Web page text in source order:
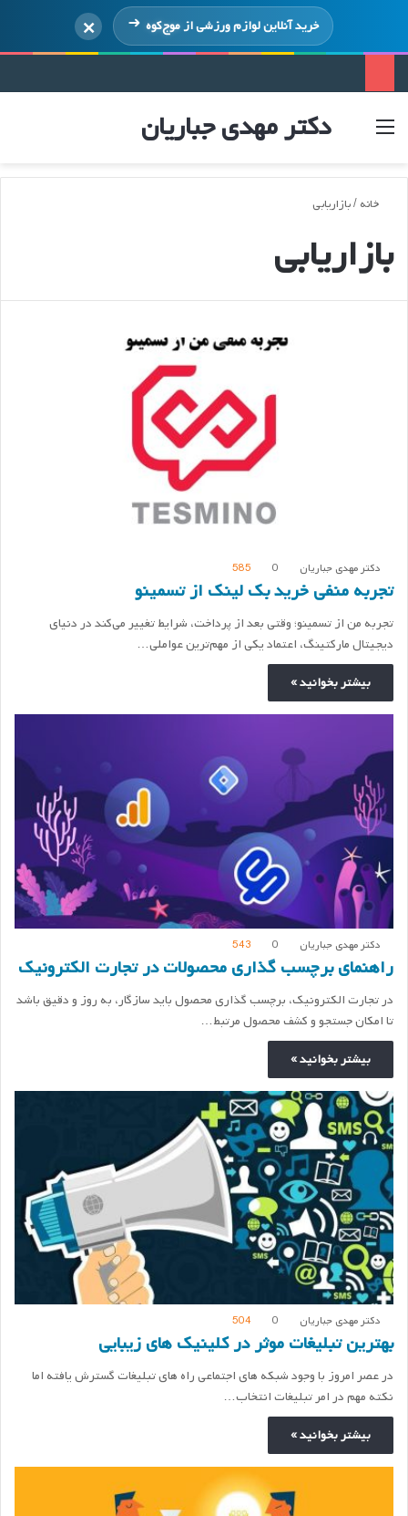
خرید آنلاین لوازم ورزشی ازموج‌کوه ×
دکتر مهدی جباریان
ورود
خانه /بازاریابی
بازاریابی
دکتر مهدی جباریان 0
585
تجربه منفی خرید بک لینک از تسمینو
تجربه من از تسمینو؛ وقتی بعد از پرداخت، شرایط تغییر می‌کند در دنیای
دیجیتال مارکتینگ، اعتماد یکی از مهم‌ترین عواملی…
بیشتر بخوانید »
دکتر مهدی جباریان 0
543
راهنمای برچسب گذاری محصولات در تجارت الکترونیک
در تجارت الکترونیک، برچسب گذاری محصول باید سازگار، به روز و دقیق باشد
تا امکان جستجو و کشف محصول مرتبط…
بیشتر بخوانید »
دکتر مهدی جباریان 0
504
بهترین تبلیغات موثر در کلینیک های زیبایی
در عصر امروز با وجود شبکه های اجتماعی راه های تبلیغات گسترش یافته اما
نکته مهم در امر تبلیغات انتخاب…
بیشتر بخوانید »